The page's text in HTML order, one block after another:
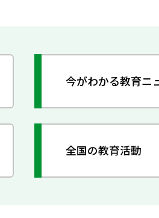
今がわかる教育ニ
全国の教育活動